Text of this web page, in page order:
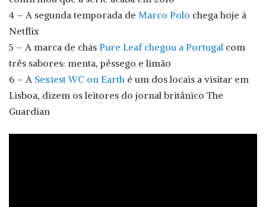
4 – A segunda temporada de Marco Polo chega hoje à
Netflix
5 – A marca de chás Pure Leaf chegou a Portugal com
três sabores: menta, pêssego e limão
6 – A Sexiest WC on Earth é um dos locais a visitar em
Lisboa, dizem os leitores do jornal britânico The
Guardian